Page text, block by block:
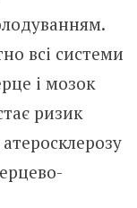
всі системи
і мозок
ризик